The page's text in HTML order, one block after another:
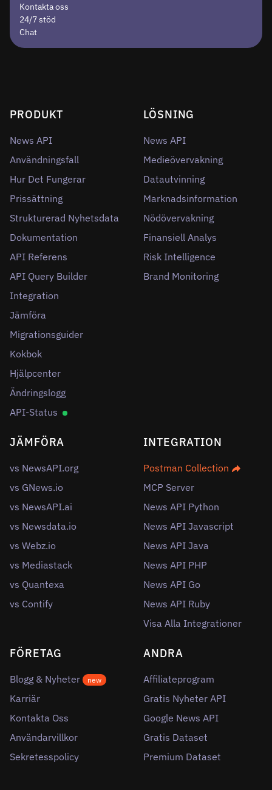
Kontakta oss
24/7 stöd
Chat
PRODUKT
News API
Användningsfall
Hur Det Fungerar
Prissättning
Strukturerad Nyhetsdata
Dokumentation
API Referens
API Query Builder
Integration
Jämföra
Migrationsguider
Kokbok
Hjälpcenter
Ändringslogg
API-Status
LÖSNING
News API
Medieövervakning
Datautvinning
Marknadsinformation
Nödövervakning
Finansiell Analys
Risk Intelligence
Brand Monitoring
JÄMFÖRA
vs NewsAPI.org
vs GNews.io
vs NewsAPI.ai
vs Newsdata.io
vs Webz.io
vs Mediastack
vs Quantexa
vs Contify
INTEGRATION
Postman Collection
MCP Server
News API Python
News API Javascript
News API Java
News API PHP
News API Go
News API Ruby
Visa Alla Integrationer
FÖRETAG
Blogg & Nyheter new
Karriär
Kontakta Oss
Användarvillkor
Sekretesspolicy
ANDRA
Affiliateprogram
Gratis Nyheter API
Google News API
Gratis Dataset
Premium Dataset